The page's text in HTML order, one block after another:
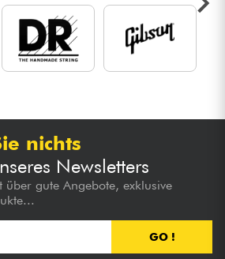
nichts
Newsletters
über gute Angebote, exklusive
GO !